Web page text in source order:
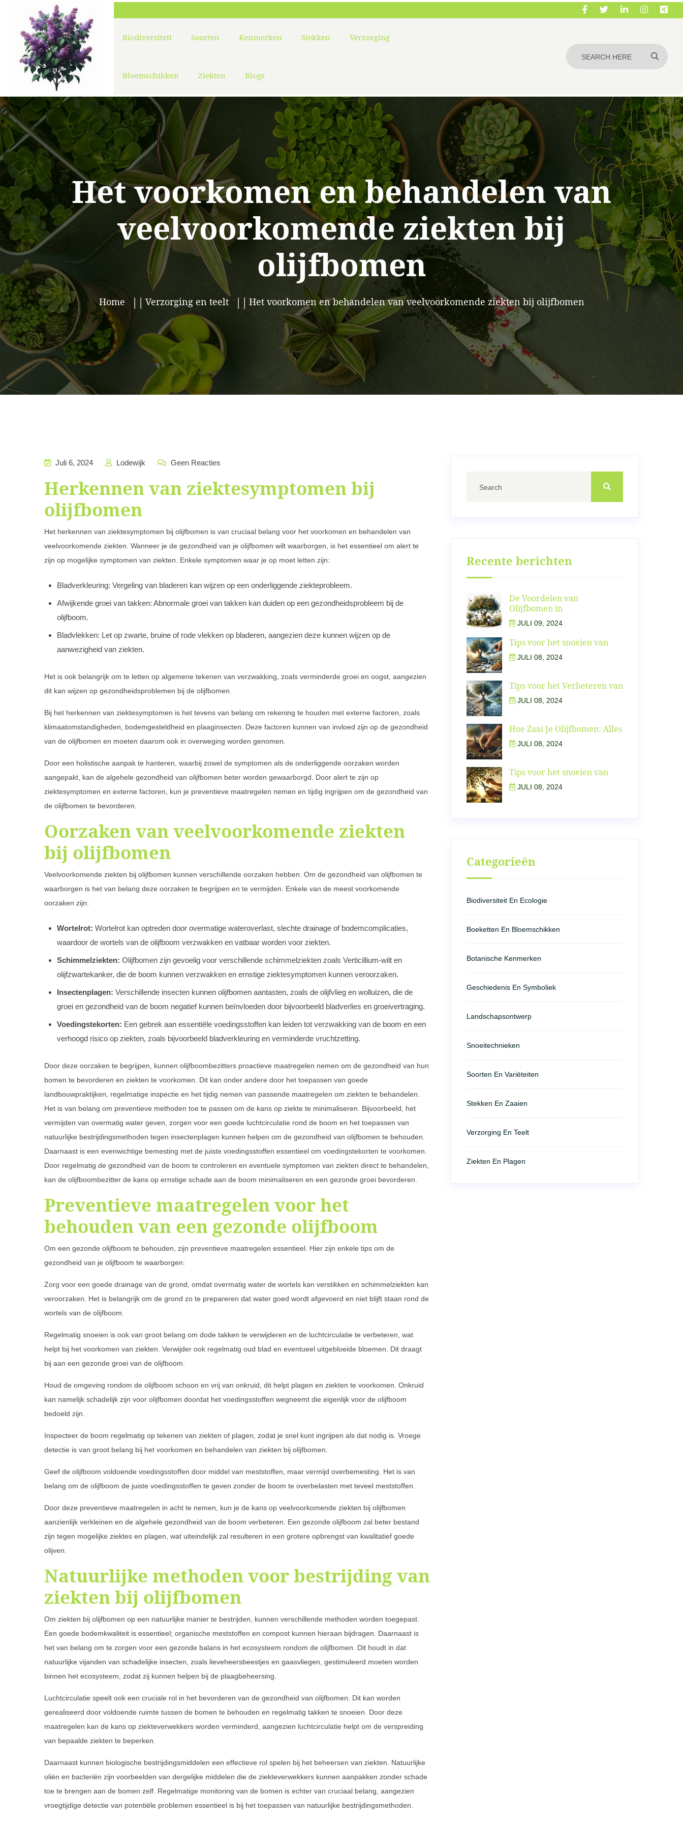
Biodiversiteit Soorten Kenmerken Stekken Verzorging
Bloemschikken Ziekten Blogs
Het voorkomen en behandelen van
veelvoorkomende ziekten bij
olijfbomen
Home Verzorging en teelt Het voorkomen en behandelen van veelvoorkomende ziekten bij olijfbomen
Juli 6, 2024 Lodewijk Geen Reacties
Herkennen van ziektesymptomen bij
olijfbomen
Het herkennen van ziektesymptomen bij olijfbomen is van cruciaal belang voor het voorkomen en behandelen van
veelvoorkomende ziekten. Wanneer je de gezondheid van je olijfbomen wilt waarborgen, is het essentieel om alert te
zijn op mogelijke symptomen van ziekten. Enkele symptomen waar je op moet letten zijn:
Bladverkleuring: Vergeling van bladeren kan wijzen op een onderliggende ziekteprobleem.
Afwijkende groei van takken: Abnormale groei van takken kan duiden op een gezondheidsprobleem bij de
olijfboom.
Bladvlekken: Let op zwarte, bruine of rode vlekken op bladeren, aangezien deze kunnen wijzen op de
aanwezigheid van ziekten.
Het is ook belangrijk om te letten op algemene tekenen van verzwakking, zoals verminderde groei en oogst, aangezien
dit kan wijzen op gezondheidsproblemen bij de olijfbomen.
Bij het herkennen van ziektesymptomen is het tevens van belang om rekening te houden met externe factoren, zoals
klimaatomstandigheden, bodemgesteldheid en plaaginsecten. Deze factoren kunnen van invloed zijn op de gezondheid
van de olijfbomen en moeten daarom ook in overweging worden genomen.
Door een holistische aanpak te hanteren, waarbij zowel de symptomen als de onderliggende oorzaken worden
aangepakt, kan de algehele gezondheid van olijfbomen beter worden gewaarborgd. Door alert te zijn op
ziektesymptomen en externe factoren, kun je preventieve maatregelen nemen en tijdig ingrijpen om de gezondheid van
de olijfbomen te bevorderen.
Oorzaken van veelvoorkomende ziekten
bij olijfbomen
Veelvoorkomende ziekten bij olijfbomen kunnen verschillende oorzaken hebben. Om de gezondheid van olijfbomen te
waarborgen is het van belang deze oorzaken te begrijpen en te vermijden. Enkele van de meest voorkomende
oorzaken zijn:
Wortelrot: Wortelrot kan optreden door overmatige wateroverlast, slechte drainage of bodemcomplicaties,
waardoor de wortels van de olijfboom verzwakken en vatbaar worden voor ziekten.
Schimmelziekten: Olijfbomen zijn gevoelig voor verschillende schimmelziekten zoals Verticillium-wilt en
olijfzwartekanker, die de boom kunnen verzwakken en ernstige ziektesymptomen kunnen veroorzaken.
Insectenplagen: Verschillende insecten kunnen olijfbomen aantasten, zoals de olijfvlieg en wolluizen, die de
groei en gezondheid van de boom negatief kunnen beïnvloeden door bijvoorbeeld bladverlies en groeivertraging.
Voedingstekorten: Een gebrek aan essentiële voedingsstoffen kan leiden tot verzwakking van de boom en een
verhoogd risico op ziekten, zoals bijvoorbeeld bladverkleuring en verminderde vruchtzetting.
Door deze oorzaken te begrijpen, kunnen olijfboombezitters proactieve maatregelen nemen om de gezondheid van hun
bomen te bevorderen en ziekten te voorkomen. Dit kan onder andere door het toepassen van goede
landbouwpraktijken, regelmatige inspectie en het tijdig nemen van passende maatregelen om ziekten te behandelen.
Het is van belang om preventieve methoden toe te passen om de kans op ziekte te minimaliseren. Bijvoorbeeld, het
vermijden van overmatig water geven, zorgen voor een goede luchtcirculatie rond de boom en het toepassen van
natuurlijke bestrijdingsmethoden tegen insectenplagen kunnen helpen om de gezondheid van olijfbomen te behouden.
Daarnaast is een evenwichtige bemesting met de juiste voedingsstoffen essentieel om voedingstekorten te voorkomen.
Door regelmatig de gezondheid van de boom te controleren en eventuele symptomen van ziekten direct te behandelen,
kan de olijfboombezitter de kans op ernstige schade aan de boom minimaliseren en een gezonde groei bevorderen.
Preventieve maatregelen voor het
behouden van een gezonde olijfboom
Om een gezonde olijfboom te behouden, zijn preventieve maatregelen essentieel. Hier zijn enkele tips om de
gezondheid van je olijfboom te waarborgen:
Zorg voor een goede drainage van de grond, omdat overmatig water de wortels kan verstikken en schimmelziekten kan
veroorzaken. Het is belangrijk om de grond zo te prepareren dat water goed wordt afgevoerd en niet blijft staan rond de
wortels van de olijfboom.
Regelmatig snoeien is ook van groot belang om dode takken te verwijderen en de luchtcirculatie te verbeteren, wat
helpt bij het voorkomen van ziekten. Verwijder ook regelmatig oud blad en eventueel uitgebloeide bloemen. Dit draagt
bij aan een gezonde groei van de olijfboom.
Houd de omgeving rondom de olijfboom schoon en vrij van onkruid, dit helpt plagen en ziekten te voorkomen. Onkruid
kan namelijk schadelijk zijn voor olijfbomen doordat het voedingsstoffen wegneemt die eigenlijk voor de olijfboom
bedoeld zijn.
Inspecteer de boom regelmatig op tekenen van ziekten of plagen, zodat je snel kunt ingrijpen als dat nodig is. Vroege
detectie is van groot belang bij het voorkomen en behandelen van ziekten bij olijfbomen.
Geef de olijfboom voldoende voedingsstoffen door middel van meststoffen, maar vermijd overbemesting. Het is van
belang om de olijfboom de juiste voedingsstoffen te geven zonder de boom te overbelasten met teveel meststoffen.
Door deze preventieve maatregelen in acht te nemen, kun je de kans op veelvoorkomende ziekten bij olijfbomen
aanzienlijk verkleinen en de algehele gezondheid van de boom verbeteren. Een gezonde olijfboom zal beter bestand
zijn tegen mogelijke ziektes en plagen, wat uiteindelijk zal resulteren in een grotere opbrengst van kwalitatief goede
olijven.
Natuurlijke methoden voor bestrijding van
ziekten bij olijfbomen
Om ziekten bij olijfbomen op een natuurlijke manier te bestrijden, kunnen verschillende methoden worden toegepast.
Een goede bodemkwaliteit is essentieel; organische meststoffen en compost kunnen hieraan bijdragen. Daarnaast is
het van belang om te zorgen voor een gezonde balans in het ecosysteem rondom de olijfbomen. Dit houdt in dat
natuurlijke vijanden van schadelijke insecten, zoals lieveheersbeestjes en gaasvliegen, gestimuleerd moeten worden
binnen het ecosysteem, zodat zij kunnen helpen bij de plaagbeheersing.
Luchtcirculatie speelt ook een cruciale rol in het bevorderen van de gezondheid van olijfbomen. Dit kan worden
gerealiseerd door voldoende ruimte tussen de bomen te behouden en regelmatig takken te snoeien. Door deze
maatregelen kan de kans op ziekteverwekkers worden verminderd, aangezien luchtcirculatie helpt om de verspreiding
van bepaalde ziekten te beperken.
Daarnaast kunnen biologische bestrijdingsmiddelen een effectieve rol spelen bij het beheersen van ziekten. Natuurlijke
oliën en bacteriën zijn voorbeelden van dergelijke middelen die de ziekteverwekkers kunnen aanpakken zonder schade
toe te brengen aan de bomen zelf. Regelmatige monitoring van de bomen is echter van cruciaal belang, aangezien
vroegtijdige detectie van potentiële problemen essentieel is bij het toepassen van natuurlijke bestrijdingsmethoden.
Recente berichten
De Voordelen van
Olijfbomen in
JULI 09, 2024
Tips voor het snoeien van
JULI 08, 2024
Tips voor het Verbeteren van
JULI 08, 2024
Hoe Zaai Je Olijfbomen: Alles
JULI 08, 2024
Tips voor het snoeien van
JULI 08, 2024
Categorieën
Biodiversiteit En Ecologie
Boeketten En Bloemschikken
Botanische Kenmerken
Geschiedenis En Symboliek
Landschapsontwerp
Snoeitechnieken
Soorten En Variëteiten
Stekken En Zaaien
Verzorging En Teelt
Ziekten En Plagen